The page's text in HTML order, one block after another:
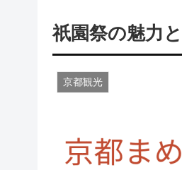
祇園祭の魅力
京都観光